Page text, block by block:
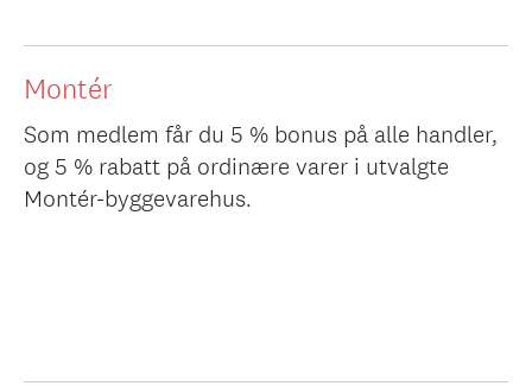
Montér
Som medlem får du 5 % bonus på alle handler,
og 5 % rabatt på ordinære varer i utvalgte
Montér-byggevarehus.